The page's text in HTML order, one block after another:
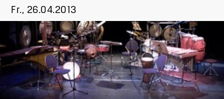
Fr., 26.04.2013